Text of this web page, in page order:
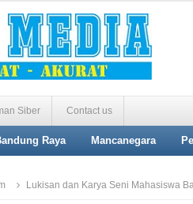
Siber Contact us
Raya Mancanegara
Lukisan dan Karya Seni Mahasiswa